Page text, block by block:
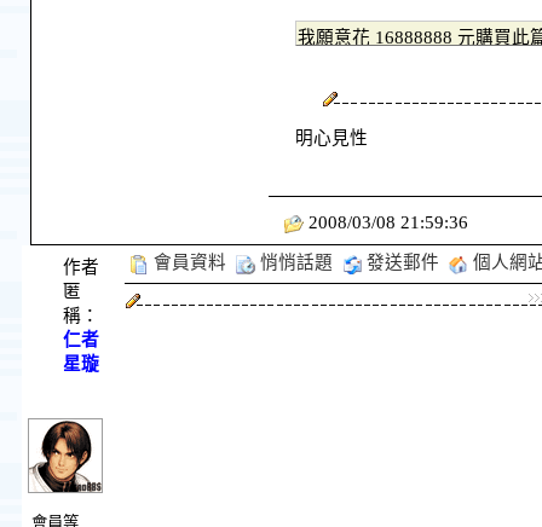
明心見性
2008/03/08 21:59:36
作者
匿
稱：
仁者
星璇
會員等
會員資料 悄悄話題 發送郵件 個人網